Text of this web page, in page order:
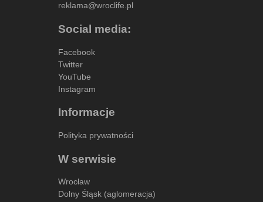
reklama@wroclife.pl
Social media:
Facebook
Twitter
YouTube
Instagram
Informacje
Polityka prywatności
W serwisie
Wrocław
Dolny Śląsk (aglomeracja)